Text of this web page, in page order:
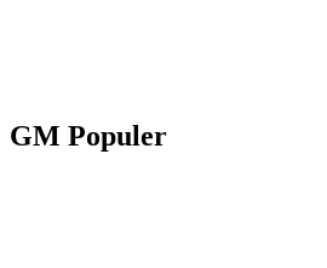
GM Populer